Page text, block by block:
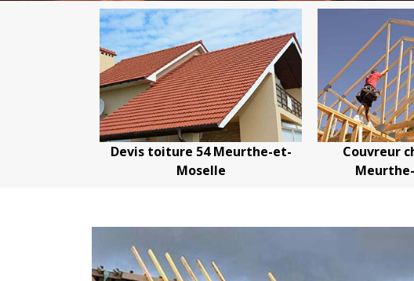
54 Meurthe-et-
Couvreur charpentier 54
Meurthe-et-Moselle